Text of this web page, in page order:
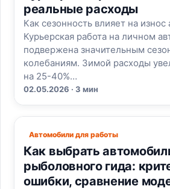
реальные расходы
Как сезонность влияет на
Курьерская работа на личном
подвержена значительным
колебаниям. Зимой расходы
на 25-40%…
02.05.2026 · 3 мин
Автомобили для работы
Как выбрать
рыболовного гида:
ошибки, сравнение